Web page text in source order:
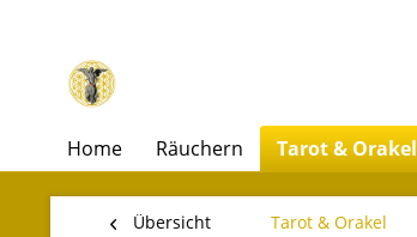
Home Räuchern Tarot & Orakel
Übersicht Tarot & Orakel